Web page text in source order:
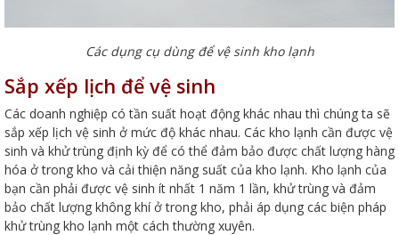
Các dụng cụ dùng để vệ sinh kho lạnh
Sắp xếp lịch để vệ sinh
Các doanh nghiệp có tần suất hoạt động khác nhau thì chúng ta sẽ
sắp xếp lịch vệ sinh ở mức độ khác nhau. Các kho lạnh cần được vệ
sinh và khử trùng định kỳ để có thể đảm bảo được chất lượng hàng
hóa ở trong kho và cải thiện năng suất của kho lạnh. Kho lạnh của
bạn cần phải được vệ sinh ít nhất 1 năm 1 lần, khử trùng và đảm
bảo chất lượng không khí ở trong kho, phải áp dụng các biện pháp
khử trùng kho lạnh một cách thường xuyên.